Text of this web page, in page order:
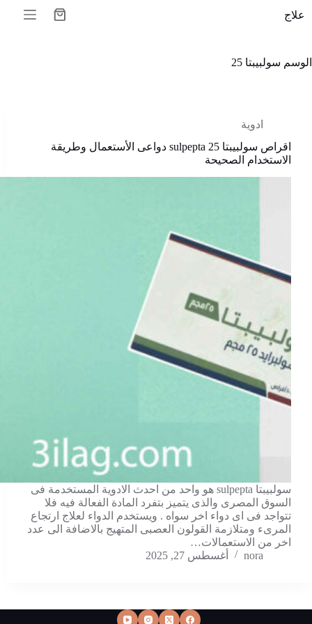
إلىعلاج
عربة
الوسم سولبيبتا 25
ادوية
اقراص سولبيبتا 25 sulpepta دواعى الأستعمال وطريقة
الاستخدام الصحيحة
سولبيبتا sulpepta هو واحد من احدث الادوية المستخدمة فى
السوق المصرى والذى يتميز بتفرد المادة الفعالة فيه فلا
تتواجد فى اى دواء اخر سواه . ويستخدم الدواء لعلاج ارتجاع
المرىء ومتلازمة القولون العصبى المتهيج بالاضافة الى عدد
اخر من الاستعمالات…
nora
أغسطس 27, 2025